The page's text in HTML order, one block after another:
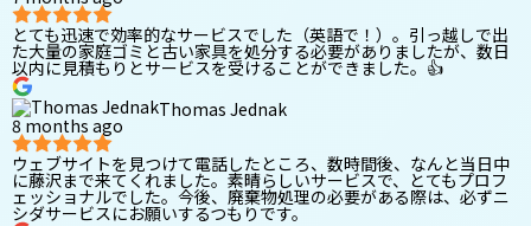
とても迅速で効率的なサービスでした（英語で！）。引っ越しで出
た大量の家庭ゴミと古い家具を処分する必要がありましたが、数日
以内に見積もりとサービスを受けることができました。👍
Thomas Jednak
8 months ago
ウェブサイトを見つけて電話したところ、数時間後、なんと当日中
に藤沢まで来てくれました。素晴らしいサービスで、とてもプロフ
ェッショナルでした。今後、廃棄物処理の必要がある際は、必ずニ
シダサービスにお願いするつもりです。